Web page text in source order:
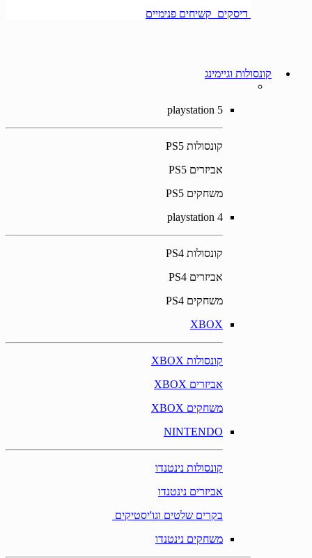
דיסקים קשיחים פנימיים
קונסולות וגיימינג
playstation 5
קונסולות PS5
אביזרים PS5
משחקים PS5
playstation 4
קונסולות PS4
אביזרים PS4
משחקים PS4
XBOX
קונסולות XBOX
אביזרים XBOX
משחקים XBOX
NINTENDO
קונסולות נינטנדו
אביזרים נינטנדו
בקרים שלטים וגו'יסטיקים
משחקים נינטנדו